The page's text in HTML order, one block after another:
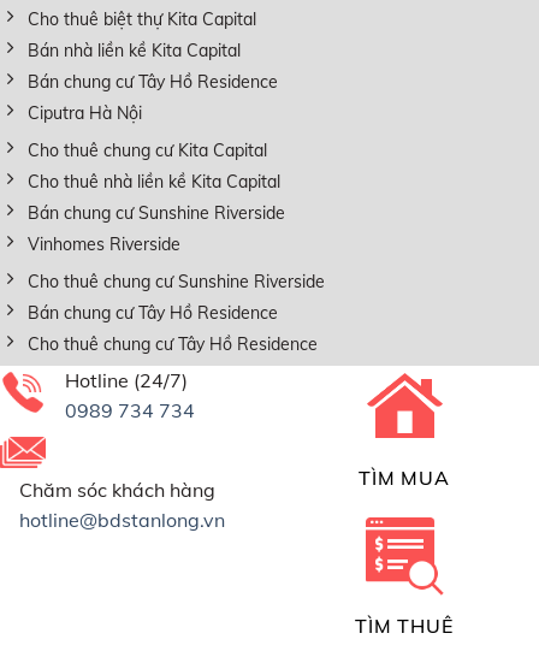
Cho thuê biệt thự Kita Capital
Bán nhà liền kề Kita Capital
Bán chung cư Tây Hồ Residence
Ciputra Hà Nội
Cho thuê chung cư Kita Capital
Cho thuê nhà liền kề Kita Capital
Bán chung cư Sunshine Riverside
Vinhomes Riverside
Cho thuê chung cư Sunshine Riverside
Bán chung cư Tây Hồ Residence
Cho thuê chung cư Tây Hồ Residence
Hotline (24/7)
0989 734 734
Chăm sóc khách hàng
hotline@bdstanlong.vn
TÌM MUA
TÌM THUÊ